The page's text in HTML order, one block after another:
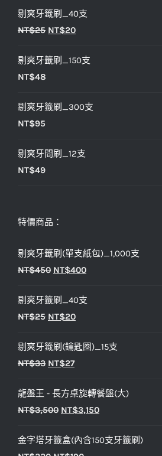
價
格：
價
格：
剔爽牙籤刷_40支
NT$25 原
價
NT$20目
價
剔爽牙籤刷_150支
NT$48
剔爽牙籤刷_300支
NT$95
剔爽牙間刷_12支
NT$49
特價商品：
剔爽牙籤刷(單支紙包)_1,000支
NT$450 原
價
格：
NT$400目
價
剔爽牙籤刷_40支
NT$25 原
價
格：
NT$20目
價
剔爽牙籤刷(鑰匙圈)_15支
NT$33 原
價
格：
NT$27目
價
格：
龍盤王 - 長方桌旋轉餐盤(大)
NT$3,500 原
價
NT$3,150目
價
金字塔牙籤盒(內含150支牙籤刷)